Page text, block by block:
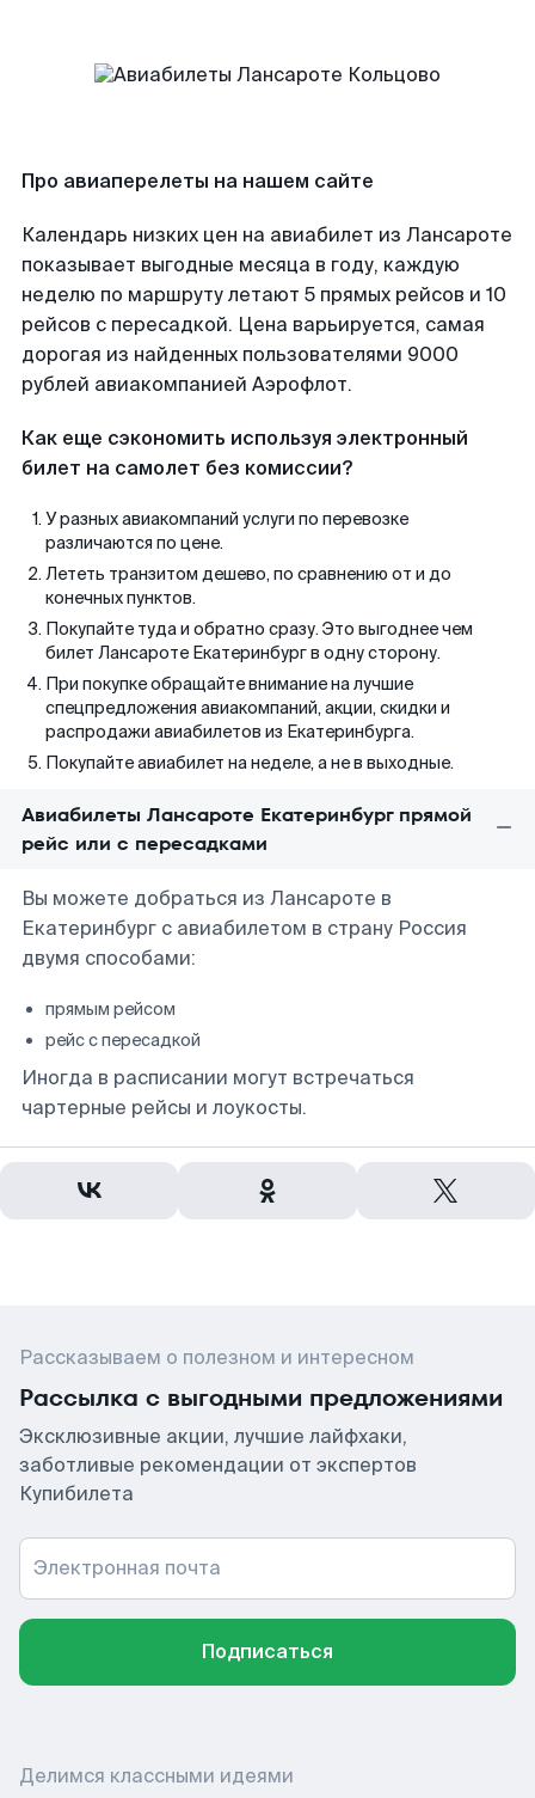
Про авиаперелеты на нашем сайте
Календарь низких цен на авиабилет из Лансароте
показывает выгодные месяца в году, каждую
неделю по маршруту летают 5 прямых рейсов и 10
рейсов с пересадкой. Цена варьируется, самая
дорогая из найденных пользователями 9000
рублей авиакомпанией Аэрофлот.
Как еще сэкономить используя электронный
билет на самолет без комиссии?
У разных авиакомпаний услуги по перевозке
различаются по цене.
Лететь транзитом дешево, по сравнению от и до
конечных пунктов.
Покупайте туда и обратно сразу. Это выгоднее чем
билет Лансароте Екатеринбург в одну сторону.
При покупке обращайте внимание на лучшие
спецпредложения авиакомпаний, акции, скидки и
распродажи авиабилетов из Екатеринбурга.
Покупайте авиабилет на неделе, а не в выходные.
Авиабилеты Лансароте Екатеринбург прямой
рейс или с пересадками
Вы можете добраться из Лансароте в
Екатеринбург с авиабилетом в страну Россия
двумя способами:
прямым рейсом
рейс с пересадкой
Иногда в расписании могут встречаться
чартерные рейсы и лоукосты.
Рассказываем о полезном и интересном
Рассылка с выгодными предложениями
Эксклюзивные акции, лучшие лайфхаки,
заботливые рекомендации от экспертов
Купибилета
Электронная почта
Подписаться
Делимся классными идеями